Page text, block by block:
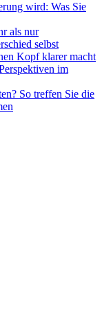
wird: Was Sie
als nur
selbst
Kopf klarer macht
im
So treffen Sie die